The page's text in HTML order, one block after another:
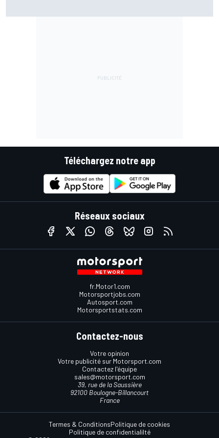
Téléchargez notre app
Réseaux sociaux
fr.Motor1.com
Motorsportjobs.com
Autosport.com
Motorsportstats.com
Contactez-nous
Votre opinion
Votre publicité sur Motorsport.com
Contactez l'équipe
sales@motorsport.com
39, rue de la Saussière
92100 Boulogne-Billancourt
France
Termes & ConditionsPolitique de cookies
Politique de confidentialilté